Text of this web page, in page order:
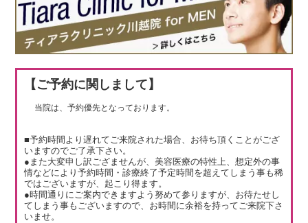
【ご予約に関しまして】
当院は、予約優先となっております。
■予約時間より遅れてご来院された場合、お待ち頂くことがござ
いますのでご了承下さい。
●また大変申し訳ござませんが、美容医療の特性上、想定外の事
情などにより予約時間・診療終了予定時間を超えてしまう事も稀
ではございますが、起こり得ます。
●時間通りにご案内できますよう努めて参りますが、お待たせし
てしまう事もございますので、お時間に余裕を持ってご来院下さ
いませ。